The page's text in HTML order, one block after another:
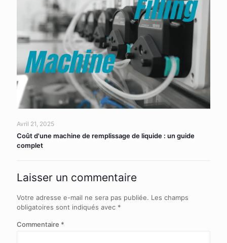
Avril 21, 2025
Coût d'une machine de remplissage de liquide : un guide
complet
Laisser un commentaire
Votre adresse e-mail ne sera pas publiée. Les champs
obligatoires sont indiqués avec *
Commentaire *